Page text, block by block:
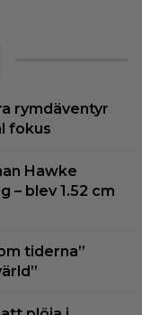
rymdäventyr
fokus
Hawke
– blev 1.52 cm
tiderna”